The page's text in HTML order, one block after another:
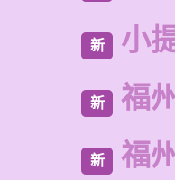
新 小
新 福
新 福